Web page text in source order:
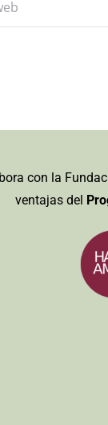
con la
ventajas del